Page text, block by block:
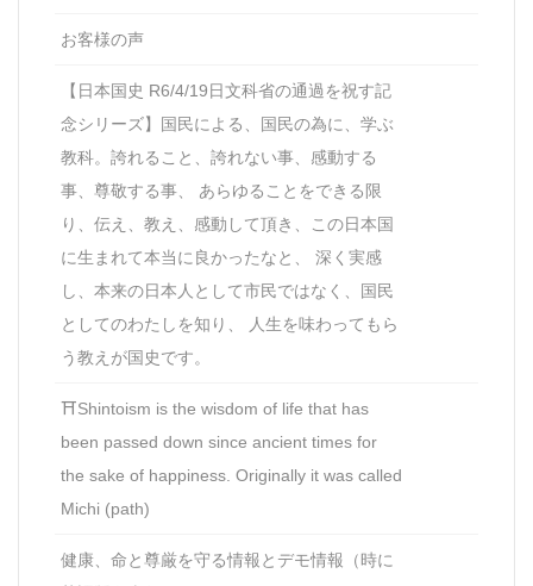
お客様の声
【日本国史 R6/4/19日文科省の通過を祝す記
念シリーズ】国民による、国民の為に、学ぶ
教科。誇れること、誇れない事、感動する
事、尊敬する事、 あらゆることをできる限
り、伝え、教え、感動して頂き、この日本国
に生まれて本当に良かったなと、 深く実感
し、本来の日本人として市民ではなく、国民
としてのわたしを知り、 人生を味わってもら
う教えが国史です。
⛩Shintoism is the wisdom of life that has
been passed down since ancient times for
the sake of happiness. Originally it was called
Michi (path)
健康、命と尊厳を守る情報とデモ情報（時に